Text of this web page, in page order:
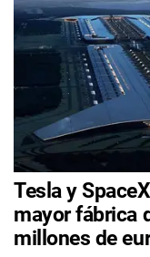
Tesla y
mayor fábrica
millones de